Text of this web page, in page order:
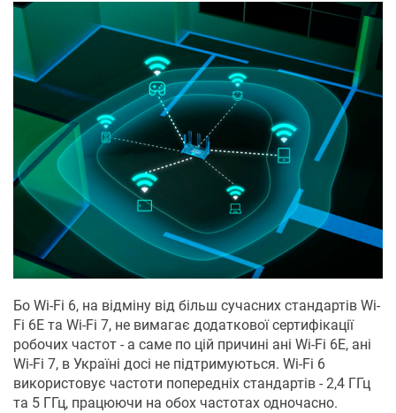
Бо Wi-Fi 6, на відміну від більш сучасних стандартів Wi-
Fi 6E та Wi-Fi 7, не вимагає додаткової сертифікації
робочих частот - а саме по цій причині ані Wi-Fi 6E, ані
Wi-Fi 7, в Україні досі не підтримуються. Wi-Fi 6
використовує частоти попередніх стандартів - 2,4 ГГц
та 5 ГГц, працюючи на обох частотах одночасно.